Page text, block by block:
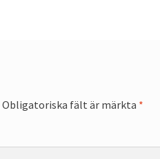
Obligatoriska fält är märkta *